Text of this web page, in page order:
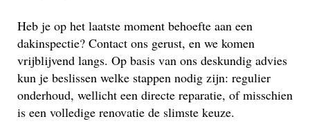
Heb je op het laatste moment behoefte aan een
dakinspectie? Contact ons gerust, en we komen
vrijblijvend langs. Op basis van ons deskundig advies
kun je beslissen welke stappen nodig zijn: regulier
onderhoud, wellicht een directe reparatie, of misschien
is een volledige renovatie de slimste keuze.